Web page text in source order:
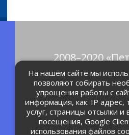
2008–2020
© Все права
На нашем сайте мы
позволяют собирать
упрощения работы с
информация, как: IP
услуг, страницы отсылки
посещения, Google
использования файлов